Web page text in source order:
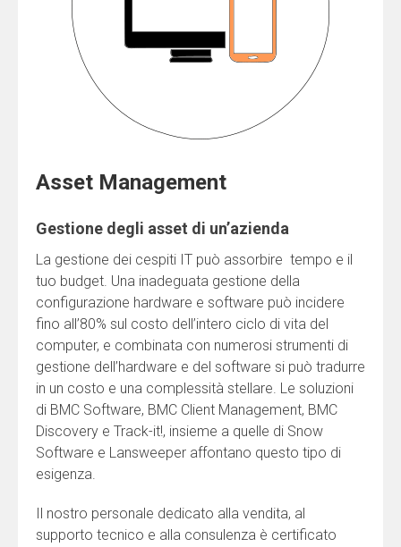
Asset Management
Gestione degli asset di un’azienda
La gestione dei cespiti IT può assorbire tempo e il
tuo budget. Una inadeguata gestione della
configurazione hardware e software può incidere
fino all’80% sul costo dell’intero ciclo di vita del
computer, e combinata con numerosi strumenti di
gestione dell’hardware e del software si può tradurre
in un costo e una complessità stellare. Le soluzioni
di BMC Software, BMC Client Management, BMC
Discovery e Track-it!, insieme a quelle di Snow
Software e Lansweeper affontano questo tipo di
esigenza.
Il nostro personale dedicato alla vendita, al
supporto tecnico e alla consulenza è certificato